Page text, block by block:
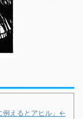
例えるとアヒル」←